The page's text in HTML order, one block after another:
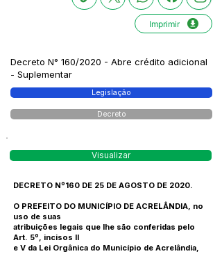
Imprimir
Decreto N° 160/2020 - Abre crédito adicional
- Suplementar
Legislação
Decreto
Visualizar
DECRETO Nº160 DE 25 DE AGOSTO DE 2020.
O PREFEITO DO MUNICÍPIO DE ACRELÂNDIA, no
uso de suas
atribuições legais que lhe são conferidas pelo
Art. 5º, incisos II
e V da Lei Orgânica do Município de Acrelândia,